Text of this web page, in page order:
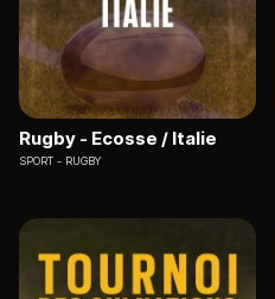
Rugby - Ecosse / Italie
SPORT RUGBY